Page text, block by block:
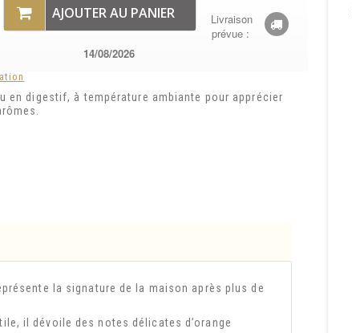
AJOUTER AU PANIER
Livraison
prévue :
14/08/2026
en digestif, à température ambiante pour apprécier
la signature de la maison après plus de
il dévoile des notes délicates d’orange